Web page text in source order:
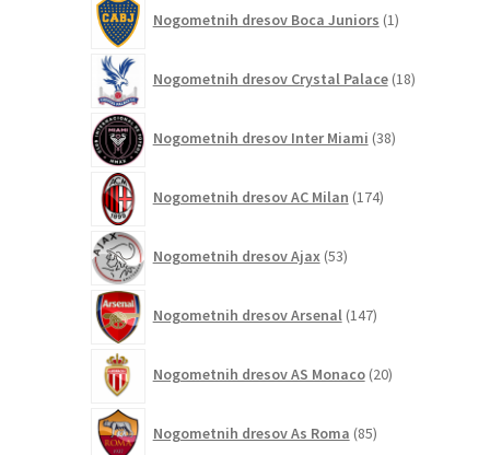
Nogometnih dresov Boca Juniors 1izdelek
Nogometnih dresov Crystal Palace 18izdelkov
Nogometnih dresov Inter Miami 38izdelkov
Nogometnih dresov AC Milan 174izdelkov
Nogometnih dresov Ajax 53izdelkov
Nogometnih dresov Arsenal 147izdelkov
Nogometnih dresov AS Monaco 20izdelkov
Nogometnih dresov As Roma 85izdelkov